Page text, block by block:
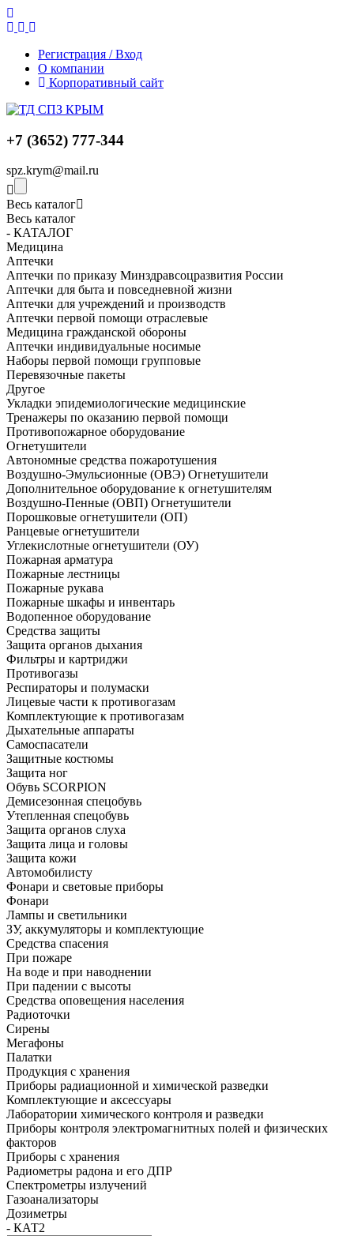
Регистрация / Вход
О компании
Корпоративный сайт
+7 (3652) 777-344
spz.krym@mail.ru
Весь каталог
Весь каталог
- КАТАЛОГ
Медицина
Аптечки
Аптечки по приказу Минздравсоцразвития России
Аптечки для быта и повседневной жизни
Аптечки для учреждений и производств
Аптечки первой помощи отраслевые
Медицина гражданской обороны
Аптечки индивидуальные носимые
Наборы первой помощи групповые
Перевязочные пакеты
Другое
Укладки эпидемиологические медицинские
Тренажеры по оказанию первой помощи
Противопожарное оборудование
Огнетушители
Автономные средства пожаротушения
Воздушно-Эмульсионные (ОВЭ) Огнетушители
Дополнительное оборудование к огнетушителям
Воздушно-Пенные (ОВП) Огнетушители
Порошковые огнетушители (ОП)
Ранцевые огнетушители
Углекислотные огнетушители (ОУ)
Пожарная арматура
Пожарные лестницы
Пожарные рукава
Пожарные шкафы и инвентарь
Водопенное оборудование
Средства защиты
Защита органов дыхания
Фильтры и картриджи
Противогазы
Респираторы и полумаски
Лицевые части к противогазам
Комплектующие к противогазам
Дыхательные аппараты
Самоспасатели
Защитные костюмы
Защита ног
Обувь SCORPION
Демисезонная спецобувь
Утепленная спецобувь
Защита органов слуха
Защита лица и головы
Защита кожи
Автомобилисту
Фонари и световые приборы
Фонари
Лампы и светильники
ЗУ, аккумуляторы и комплектующие
Средства спасения
При пожаре
На воде и при наводнении
При падении с высоты
Средства оповещения населения
Радиоточки
Сирены
Мегафоны
Палатки
Продукция с хранения
Приборы радиационной и химической разведки
Комплектующие и аксессуары
Лаборатории химического контроля и разведки
Приборы контроля электромагнитных полей и физических
факторов
Приборы с хранения
Радиометры радона и его ДПР
Спектрометры излучений
Газоанализаторы
Дозиметры
- КАТ2